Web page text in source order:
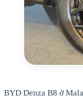
BYD Denza B8 ở